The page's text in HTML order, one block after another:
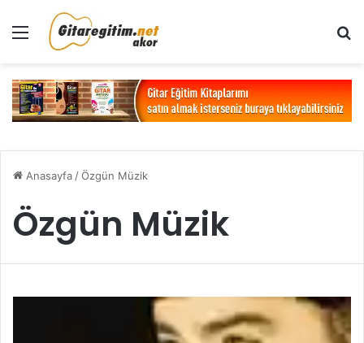
Menü
Anasayfa /Özgün Müzik
Özgün Müzik